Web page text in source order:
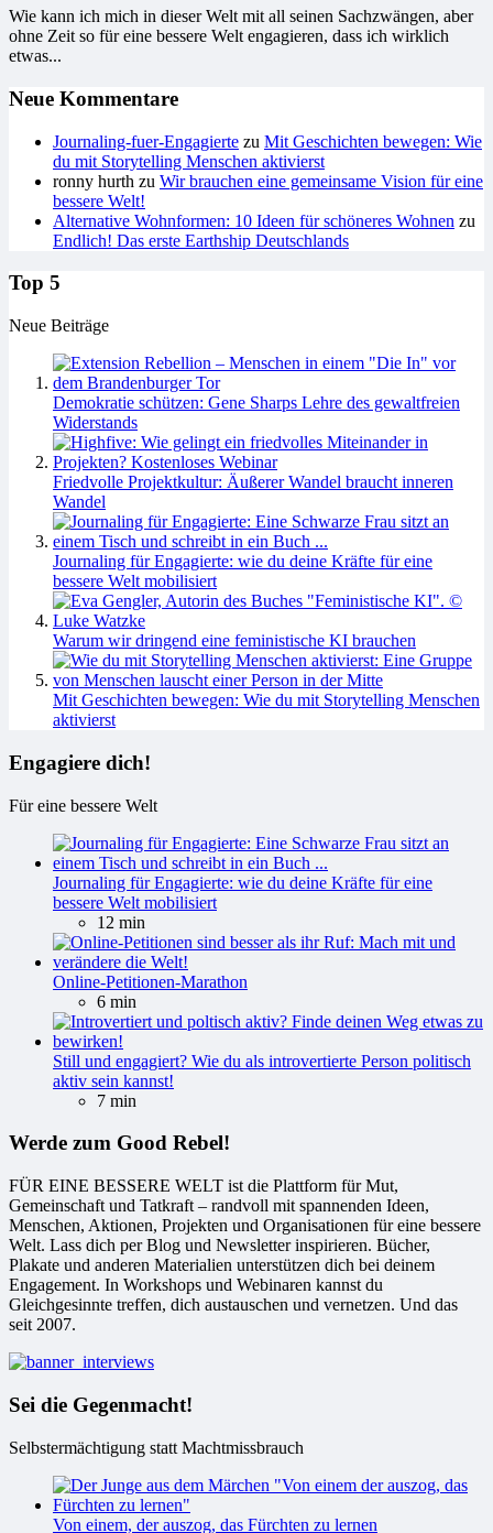
Wie kann ich mich in dieser Welt mit all seinen Sachzwängen, aber
ohne Zeit so für eine bessere Welt engagieren, dass ich wirklich
etwas...
Neue Kommentare
Journaling-fuer-Engagierte zu Mit Geschichten bewegen: Wie
du mit Storytelling Menschen aktivierst
ronny hurth zu Wir brauchen eine gemeinsame Vision für eine
bessere Welt!
Alternative Wohnformen: 10 Ideen für schöneres Wohnen zu
Endlich! Das erste Earthship Deutschlands
Top 5
Neue Beiträge
Demokratie schützen: Gene Sharps Lehre des gewaltfreien
Widerstands
Friedvolle Projektkultur: Äußerer Wandel braucht inneren
Wandel
Journaling für Engagierte: wie du deine Kräfte für eine
bessere Welt mobilisiert
Warum wir dringend eine feministische KI brauchen
Mit Geschichten bewegen: Wie du mit Storytelling Menschen
aktivierst
Engagiere dich!
Für eine bessere Welt
Journaling für Engagierte: wie du deine Kräfte für eine
bessere Welt mobilisiert
12 min
Online-Petitionen-Marathon
6 min
Still und engagiert? Wie du als introvertierte Person politisch
aktiv sein kannst!
7 min
Werde zum Good Rebel!
FÜR EINE BESSERE WELT ist die Plattform für Mut,
Gemeinschaft und Tatkraft – randvoll mit spannenden Ideen,
Menschen, Aktionen, Projekten und Organisationen für eine bessere
Welt. Lass dich per Blog und Newsletter inspirieren. Bücher,
Plakate und anderen Materialien unterstützen dich bei deinem
Engagement. In Workshops und Webinaren kannst du
Gleichgesinnte treffen, dich austauschen und vernetzen. Und das
seit 2007.
Sei die Gegenmacht!
Selbstermächtigung statt Machtmissbrauch
Von einem, der auszog, das Fürchten zu lernen